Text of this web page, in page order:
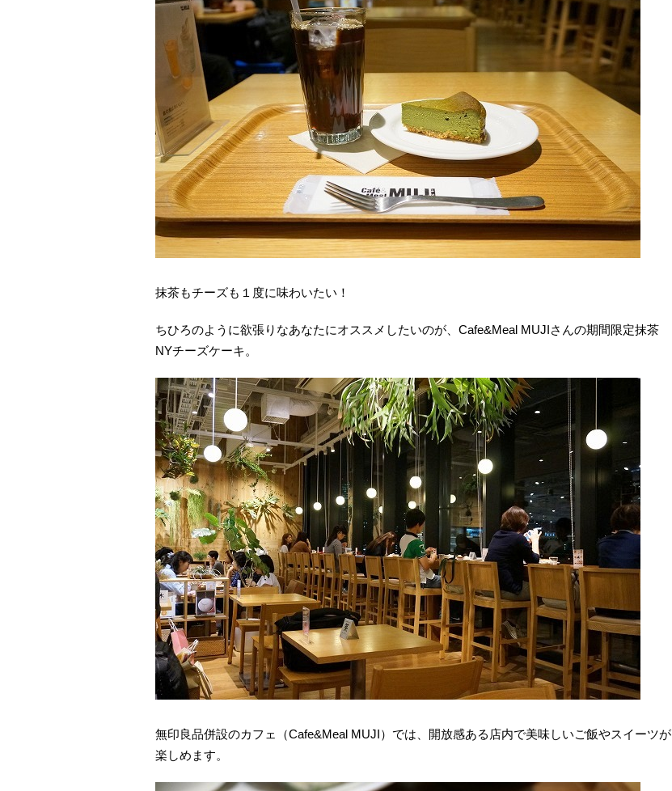
抹茶もチーズも１度に味わいたい！
ちひろのように欲張りなあなたにオススメしたいのが、Cafe&Meal MUJIさんの期間限定抹茶
NYチーズケーキ。
無印良品併設のカフェ（Cafe&Meal MUJI）では、開放感ある店内で美味しいご飯やスイーツが
楽しめます。